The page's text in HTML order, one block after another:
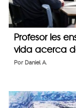
Profesor les
vida acerca
Por Daniel A.